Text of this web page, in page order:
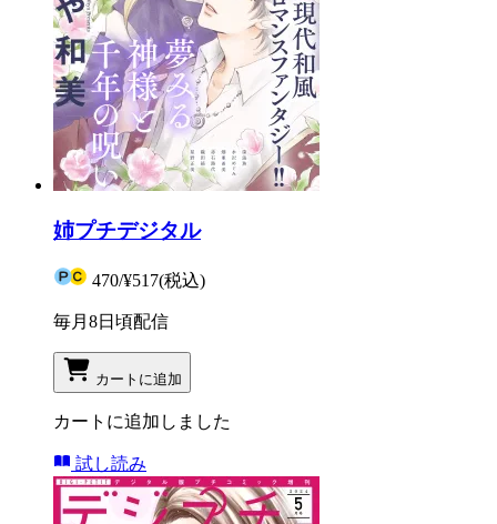
姉プチデジタル
470/¥517(税込)
毎月8日頃配信
カートに追加
カートに追加しました
試し読み